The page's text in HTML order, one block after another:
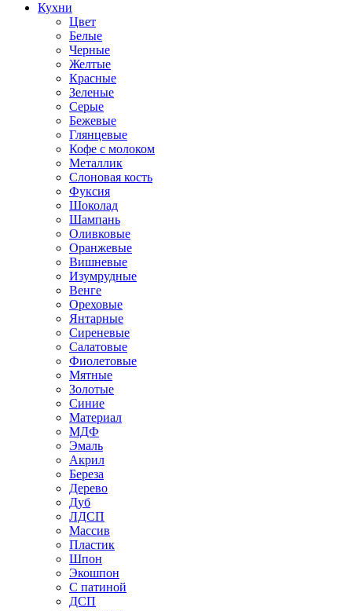
Кухни
Цвет
Белые
Черные
Желтые
Красные
Зеленые
Серые
Бежевые
Глянцевые
Кофе с молоком
Металлик
Слоновая кость
Фуксия
Шоколад
Шампань
Оливковые
Оранжевые
Вишневые
Изумрудные
Венге
Ореховые
Янтарные
Сиреневые
Салатовые
Фиолетовые
Мятные
Золотые
Синие
Материал
МДФ
Эмаль
Акрил
Береза
Дерево
Дуб
ЛДСП
Массив
Пластик
Шпон
Экошпон
С патиной
ДСП